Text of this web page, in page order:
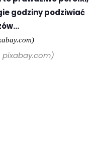
godziny podziwiać
pixabay.com)